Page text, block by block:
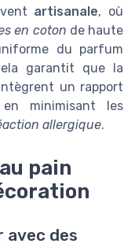
artisanale, où
en coton de haute
du parfum
garantit que la
un rapport
minimisant les
allergique.
pain
avec des